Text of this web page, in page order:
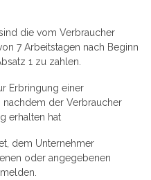
die vom Verbraucher
7 Arbeitstagen nach Beginn
1 zu zahlen.
Erbringung einer
nachdem der Verbraucher
erhalten hat
dem Unternehmer
oder angegebenen